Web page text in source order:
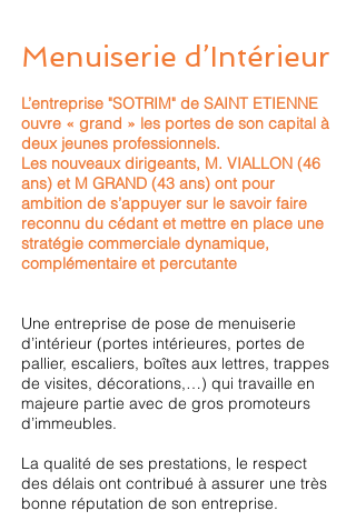
Menuiserie d’Intérieur
L’entreprise "SOTRIM" de SAINT ETIENNE
ouvre « grand » les portes de son capital à
deux jeunes professionnels.
Les nouveaux dirigeants, M. VIALLON (46
ans) et M GRAND (43 ans) ont pour
ambition de s’appuyer sur le savoir faire
reconnu du cédant et mettre en place une
stratégie commerciale dynamique,
complémentaire et percutante
Une entreprise de pose de menuiserie
d’intérieur (portes intérieures, portes de
pallier, escaliers, boîtes aux lettres, trappes
de visites, décorations,…) qui travaille en
majeure partie avec de gros promoteurs
d’immeubles.
La qualité de ses prestations, le respect
des délais ont contribué à assurer une très
bonne réputation de son entreprise.